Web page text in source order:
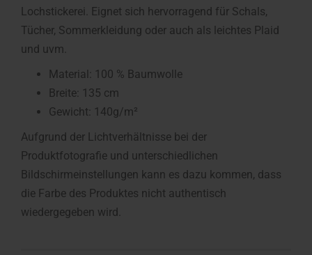
Lochstickerei. Eignet sich hervorragend für Schals,
Tücher, Sommerkleidung oder auch als leichtes Plaid
und uvm.
Material: 100 % Baumwolle
Breite: 135 cm
Gewicht: 140g/m²
Aufgrund der Lichtverhältnisse bei der
Produktfotografie und unterschiedlichen
Bildschirmeinstellungen kann es dazu kommen, dass
die Farbe des Produktes nicht authentisch
wiedergegeben wird.